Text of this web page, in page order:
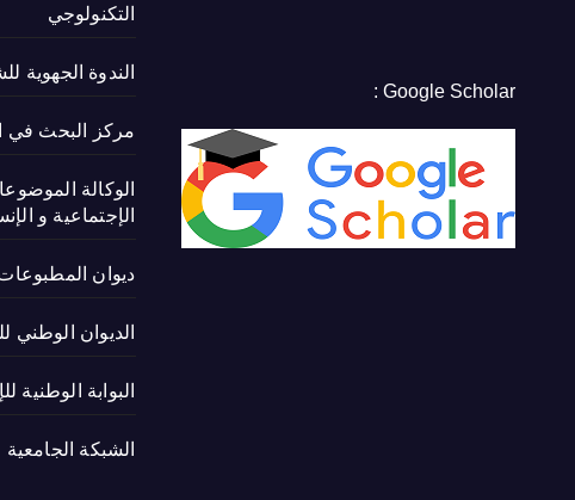
Google Scholar :
التكنولوجي
الندوة الجهوية
مركز البحث في
الوكالة
الإجتماعية و
ديوان
الديوان الوطني
البوابة
الشبكة الجامعية